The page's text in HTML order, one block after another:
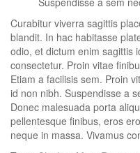
Curabitur viverra sagittis
blandit. In hac habitasse
odio, et dictum enim sagittis
consectetur. Proin vitae
Etiam a facilisis sem. Proin
id non nibh. Suspendisse a
Donec malesuada porta
pellentesque finibus, eros
neque in massa. Vivamus